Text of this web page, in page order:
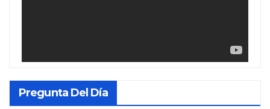
Pregunta Del Día